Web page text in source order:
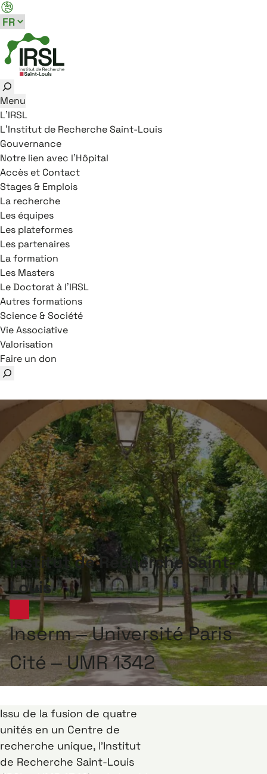
Aller au menu principal
Aller au contenu
Aller au pied de page
Rechercher
Menu
L’IRSL
L’Institut de Recherche Saint-Louis
Gouvernance
Notre lien avec l’Hôpital
Accès et Contact
Stages & Emplois
La recherche
Les équipes
Les plateformes
Les partenaires
La formation
Les Masters
Le Doctorat à l’IRSL
Autres formations
Science & Société
Vie Associative
Valorisation
Faire un don
Rechercher
Institut de Recherche Saint-
Louis
Inserm – Université Paris
Cité – UMR 1342
Issu de la fusion de quatre
unités en un Centre de
recherche unique, l’Institut
de Recherche Saint-Louis
Panneau de gestion des cookies